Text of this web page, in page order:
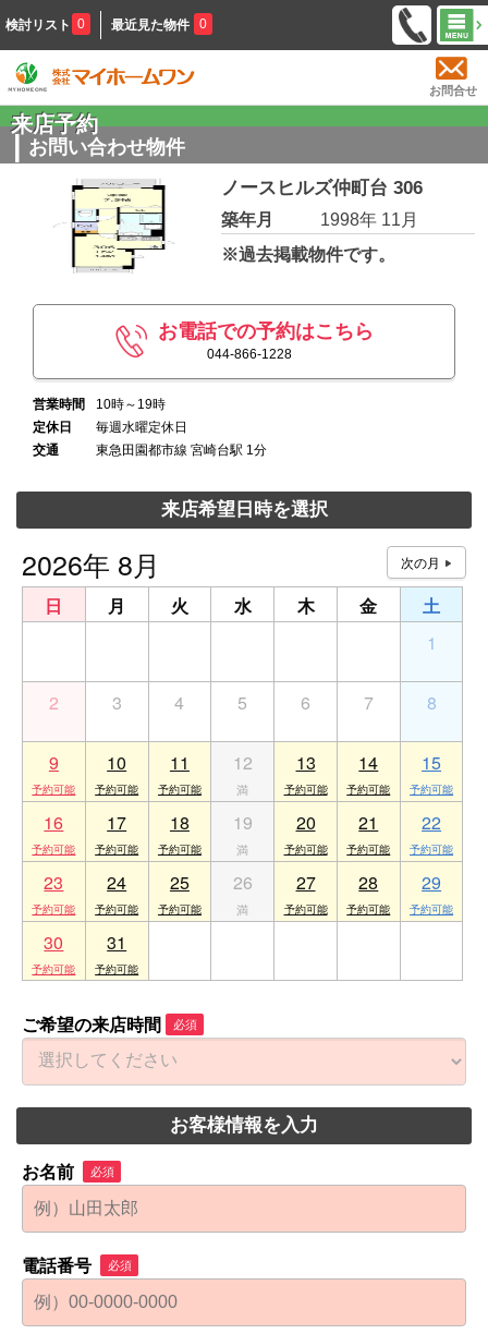
検討リスト 0 最近見た物件 0
お問合せ
来店予約
お問い合わせ物件
ノースヒルズ仲町台 306
築年月
1998年 11月
※過去掲載物件です。
お電話での予約はこちら
044-866-1228
営業時間
10時～19時
定休日
毎週水曜定休日
交通
東急田園都市線 宮崎台駅 1分
来店希望日時を選択
2026年 8月
日 月 火 水 木 金
土
1
2 3 4 5 6 7 8
9 10 11 12 13 14 15
16 17 18 19 20 21 22
23 24 25 26 27 28 29
30 31
ご希望の来店時間 必須
お客様情報を入力
お名前 必須
電話番号 必須